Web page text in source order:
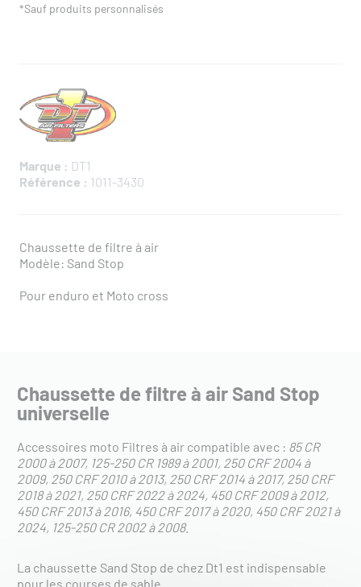
*Sauf produits personnalisés
Marque : DT1
Référence : 1011-3430
Chaussette de filtre à air
Modèle: Sand Stop
Pour enduro et Moto cross
Chaussette de filtre à air Sand Stop
universelle
Accessoires moto Filtres à air compatible avec : 85 CR
2000 à 2007 125-250 CR 1989 à 2001 250 CRF 2004 à
2009 250 CRF 2010 à 2013 250 CRF 2014 à 2017 250 CRF
2018 à 2021 250 CRF 2022 à 2024 450 CRF 2009 à 2012
450 CRF 2013 à 2016 450 CRF 2017 à 2020 450 CRF 2021 à
2024 125-250 CR 2002 à 2008.
La chaussette Sand Stop de chez Dt1 est indispensable
pour les courses de sable.